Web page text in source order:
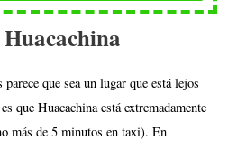
que sea un lugar que está lejos
que Huacachina está extremadamente
más de 5 minutos en taxi). En